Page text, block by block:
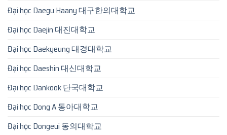
Đại học Daegu Haany 대구한의대학교
Đại học Daejin 대진대학교
Đại học Daekyeung 대경대학교
Đại học Daeshin 대신대학교
Đại học Dankook 단국대학교
Đại học Dong A 동아대학교
Đại học Dongeui 동의대학교